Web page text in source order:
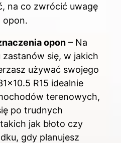
na co zwrócić uwagę
opon.
opon – Na
się, w jakich
używać swojego
R15 idealnie
terenowych,
po trudnych
jak błoto czy
gdy planujesz